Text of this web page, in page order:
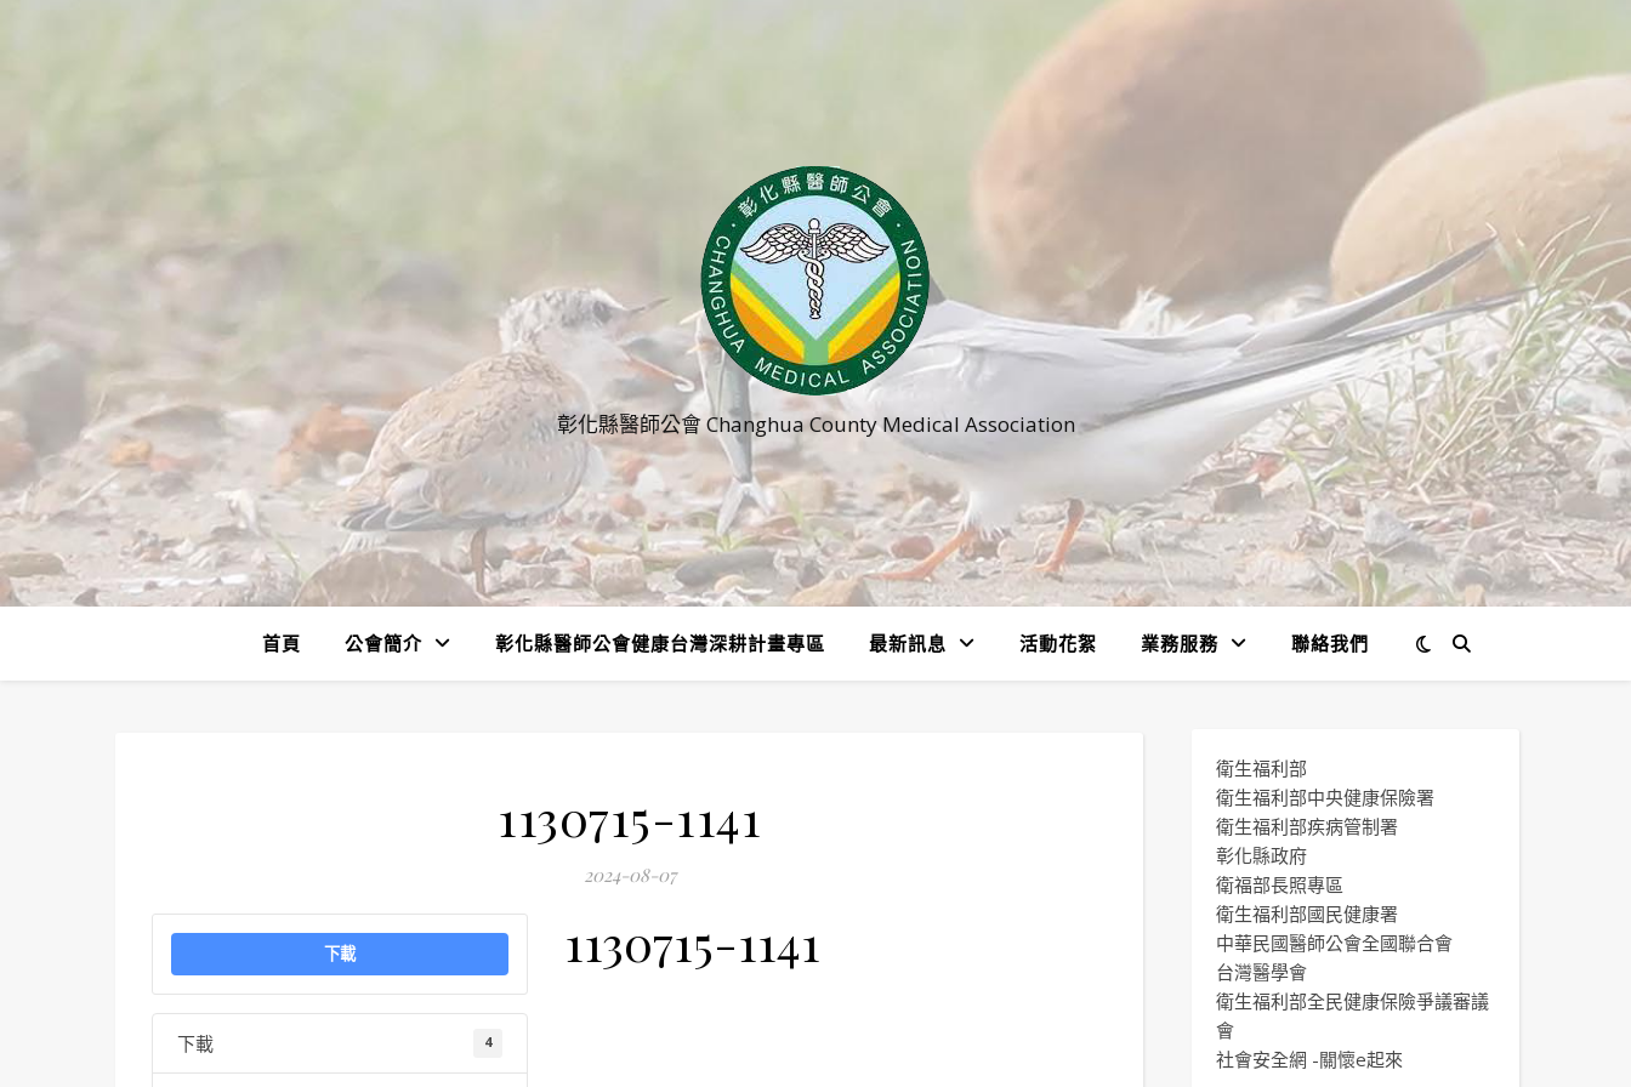
彰化縣醫師公會 Changhua County Medical Association
首頁 公會簡介 彰化縣醫師公會健康台灣深耕計畫專區 最新訊息 活動花絮 業務服務 聯絡我們
1130715-1141
2024-08-07
下載
下載 4
1130715-1141
衛生福利部
衛生福利部中央健康保險署
衛生福利部疾病管制署
彰化縣政府
衛福部長照專區
衛生福利部國民健康署
中華民國醫師公會全國聯合會
台灣醫學會
衛生福利部全民健康保險爭議審議
會
社會安全網 -關懷e起來